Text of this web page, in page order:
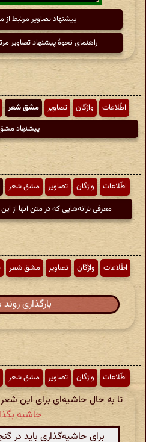
پیشنهاد تصاویر مرتبط از
راهنمای نحوهٔ پیشنهاد تصاویر
اطّلاعات واژگان تصاویر مشق شعر
پیشنهاد
اطّلاعات واژگان تصاویر مشق شعر
معرفی ترانه‌هایی که در متن آنها از
اطّلاعات واژگان تصاویر مشق شعر
بارگذاری روند
اطّلاعات واژگان تصاویر مشق شعر
تا به حال حاشیه‌ای برای این
حاشیه
برای حاشیه‌گذاری باید در